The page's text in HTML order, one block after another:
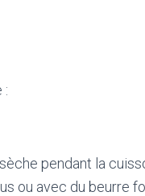
:
pendant la
ou avec du beurre